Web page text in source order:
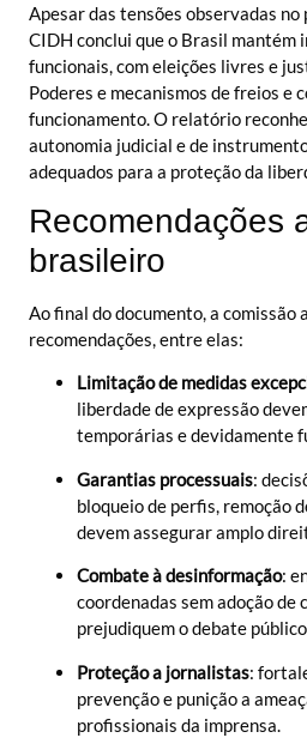
Apesar das tensões observadas
CIDH conclui que o Brasil
funcionais, com eleições livres e
Poderes e mecanismos de freios e
funcionamento. O relatório
autonomia judicial e de
adequados para a proteção da
Recomendações
brasileiro
Ao final do documento, a comissão
recomendações, entre elas:
Limitação de medidas
liberdade de expressão
temporárias e devidamente
Garantias processuais:
bloqueio de perfis, remoção
devem assegurar amplo
Combate à desinformação:
coordenadas sem adoção de
prejudiquem o debate
Proteção a jornalistas:
prevenção e punição a
profissionais da imprensa.